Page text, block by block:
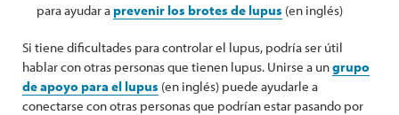
para ayudar aprevenir los brotes de lupus (en inglés)
Si tiene dificultades para controlar el lupus, podría ser útil
hablar con otras personas que tienen lupus. Unirse a ungrupo
de apoyo para el lupus (en inglés) puede ayudarle a
conectarse con otras personas que podrían estar pasando por